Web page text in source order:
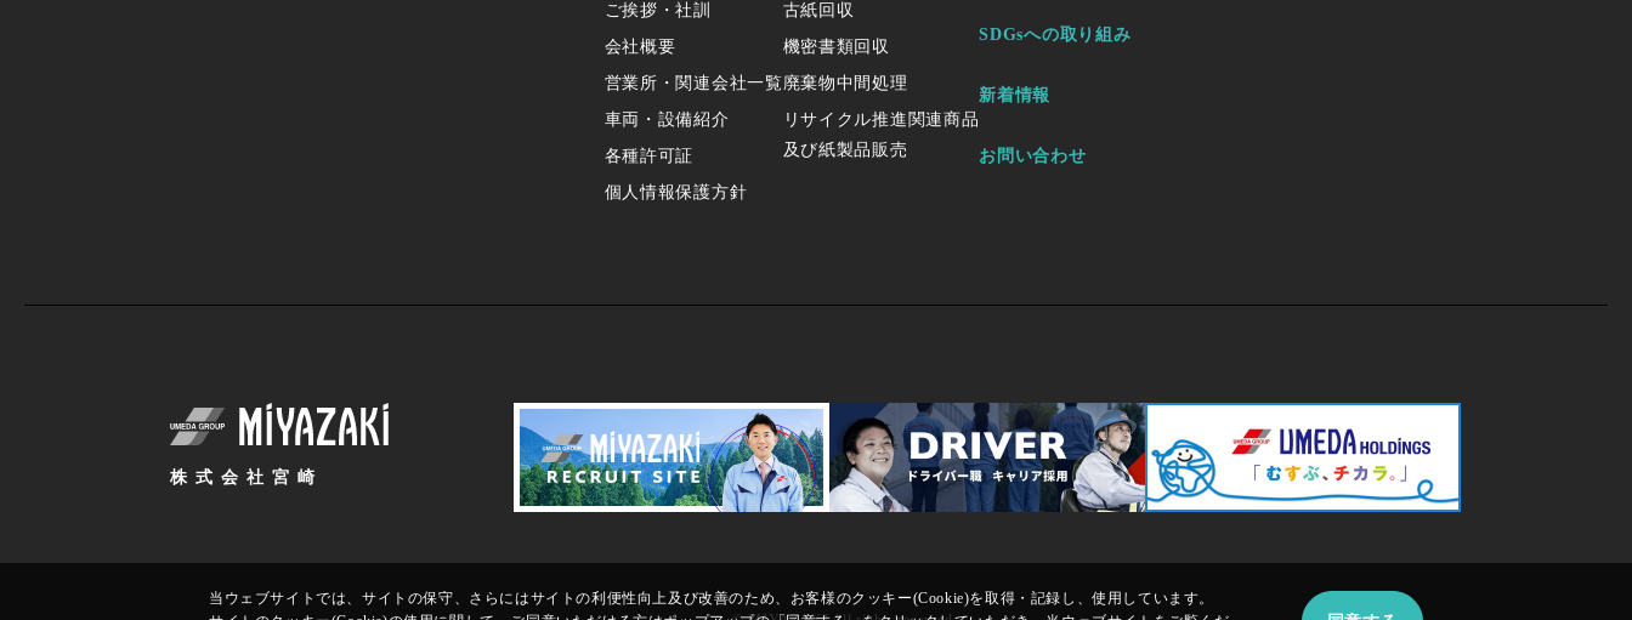
ご挨拶・社訓
会社概要
営業所・関連会社一覧
車両・設備紹介
各種許可証
個人情報保護方針
古紙回収
機密書類回収
廃棄物中間処理
リサイクル推進関連商品
及び紙製品販売
SDGsへの取り組み
新着情報
お問い合わせ
株式会社宮崎
当ウェブサイトでは、サイトの保守、さらにはサイトの利便性向上及び改善のため、お客様のクッキー(Cookie)を取得・記録し、使用しています。